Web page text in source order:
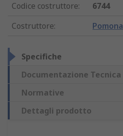
Codice costruttore:
6744
Costruttore: Pomona
Specifiche
Documentazione Tecnica
Normative
Dettagli prodotto